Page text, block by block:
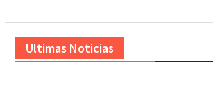
Ultimas Noticias